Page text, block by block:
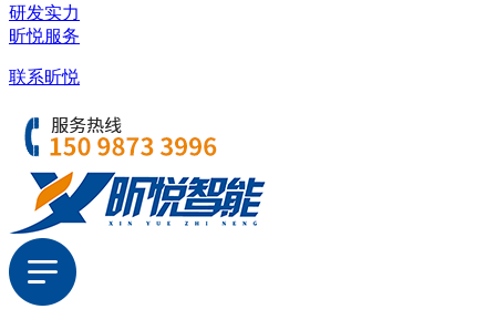
研发实力
昕悦服务
联系昕悦